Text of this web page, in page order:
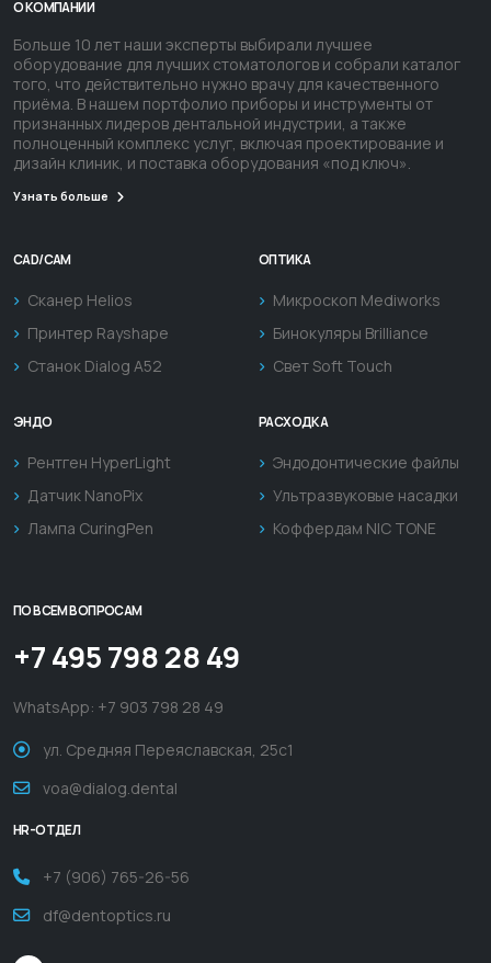
О КОМПАНИИ
Больше 10 лет наши эксперты выбирали лучшее
оборудование для лучших стоматологов и собрали каталог
того, что действительно нужно врачу для качественного
приёма. В нашем портфолио приборы и инструменты от
признанных лидеров дентальной индустрии, а также
полноценный комплекс услуг, включая проектирование и
дизайн клиник, и поставка оборудования «под ключ».
Узнать больше
CAD/CAM
Сканер Helios
Принтер Rayshape
Станок Dialog A52
ОПТИКА
Микроскоп Mediworks
Бинокуляры Brilliance
Свет Soft Touch
ЭНДО
Рентген HyperLight
Датчик NanoPix
Лампа CuringPen
РАСХОДКА
Эндодонтические файлы
Ультразвуковые насадки
Коффердам NIC TONE
ПО ВСЕМ ВОПРОСАМ
+7 495 798 28 49
WhatsApp: +7 903 798 28 49
ул. Средняя Переяславская, 25с1
voa@dialog.dental
HR-ОТДЕЛ
+7 (906) 765-26-56
df@dentoptics.ru